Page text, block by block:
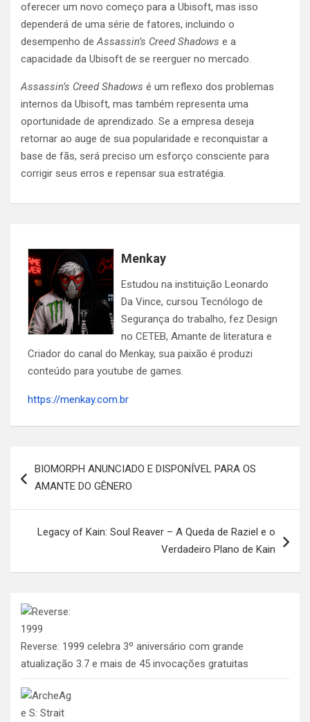
oferecer um novo começo para a Ubisoft, mas isso
dependerá de uma série de fatores, incluindo o
desempenho deAssassin’s Creed Shadows e a
capacidade da Ubisoft de se reerguer no mercado.
Assassin’s Creed Shadows é um reflexo dos problemas
internos da Ubisoft, mas também representa uma
oportunidade de aprendizado. Se a empresa deseja
retornar ao auge de sua popularidade e reconquistar a
base de fãs, será preciso um esforço consciente para
corrigir seus erros e repensar sua estratégia.
Menkay
Estudou na instituição Leonardo
Da Vince, cursou Tecnólogo de
Segurança do trabalho, fez Design
no CETEB, Amante de literatura e
Criador do canal do Menkay, sua paixão é produzi
conteúdo para youtube de games.
https://menkay.com.br
de
BIOMORPH ANUNCIADO E DISPONÍVEL PARA OS
AMANTE DO GÊNERO
Legacy of Kain: Soul Reaver – A Queda de Raziel e o
Verdadeiro Plano de Kain
Reverse: 1999 celebra 3º aniversário com grande
atualização 3.7 e mais de 45 invocações gratuitas